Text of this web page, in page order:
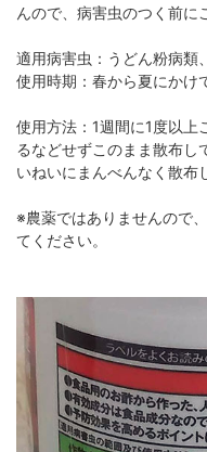
んので、病害虫のつく前に
適用病害虫：うどん粉病類
使用時期：春から夏にかけ
使用方法：1週間に1度以上
るなどせずこのまま散布し
いねいにまんべんなく散布
※農薬ではありませんので
てください。